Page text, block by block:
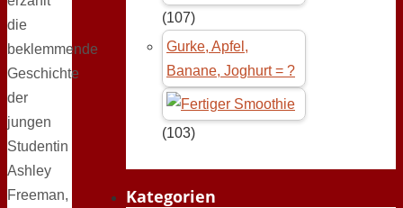
die
beklemmende
Geschichte
der
jungen
Studentin
Ashley
Freeman,
(107)
Gurke, Apfel,
Banane, Joghurt = ?
(103)
Kategorien